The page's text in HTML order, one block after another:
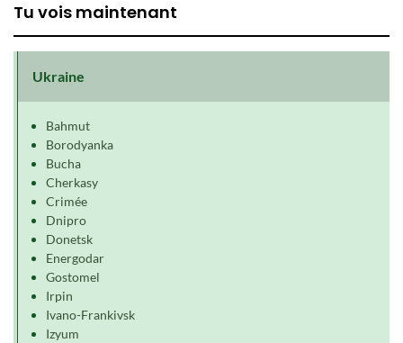
Tu vois maintenant
Ukraine
Bahmut
Borodyanka
Bucha
Cherkasy
Crimée
Dnipro
Donetsk
Energodar
Gostomel
Irpin
Ivano-Frankivsk
Izyum